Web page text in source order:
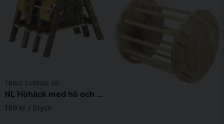
TRIXIE SVERIGE AB
NL Höhäck med hö och majsringar 17x20 cm
189 kr / Styck